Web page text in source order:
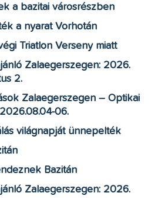
a bazitai városrészben
a nyarat Vorhotán
Triatlon Verseny miatt
Zalaegerszegen: 2026.
2.
Zalaegerszegen – Optikai
06.
világnapját ünnepelték
Bazitán
Zalaegerszegen: 2026.